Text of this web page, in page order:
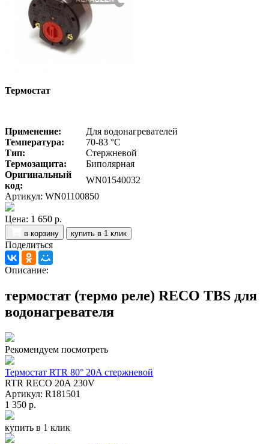
Термостат
Применение:
Для водонагревателей
Температура:
70-83 °C
Тип:
Стержневой
Термозащита:
Биполярная
Оригинальный
код:
WN01540032
Артикул: WN01100850
Цена: 1 650 р.
в корзину купить в 1 клик
Поделиться
Описание:
термостат (термо реле) RECO TBS для
водонагревателя
Рекомендуем посмотреть
Термостат RTR 80° 20A стержневой
RTR RECO 20A 230V
Артикул: R181501
1 350 р.
купить в 1 клик